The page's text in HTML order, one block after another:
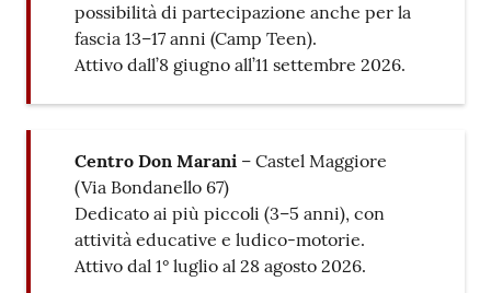
possibilità di partecipazione anche per la
fascia 13–17 anni (Camp Teen).
Attivo dall’8 giugno all’11 settembre 2026.
Centro Don Marani – Castel Maggiore
(Via Bondanello 67)
Dedicato ai più piccoli (3–5 anni), con
attività educative e ludico-motorie.
Attivo dal 1° luglio al 28 agosto 2026.